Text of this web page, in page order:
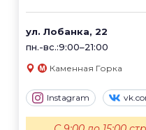
ул. Лобанка, 22
пн.-вс.:9:00–21:00
Каменная Горка
Instagram